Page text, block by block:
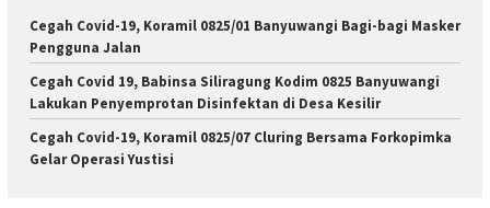
Cegah Covid-19, Koramil 0825/01 Banyuwangi Bagi-bagi Masker
Pengguna Jalan
Cegah Covid 19, Babinsa Siliragung Kodim 0825 Banyuwangi
Lakukan Penyemprotan Disinfektan di Desa Kesilir
Cegah Covid-19, Koramil 0825/07 Cluring Bersama Forkopimka
Gelar Operasi Yustisi